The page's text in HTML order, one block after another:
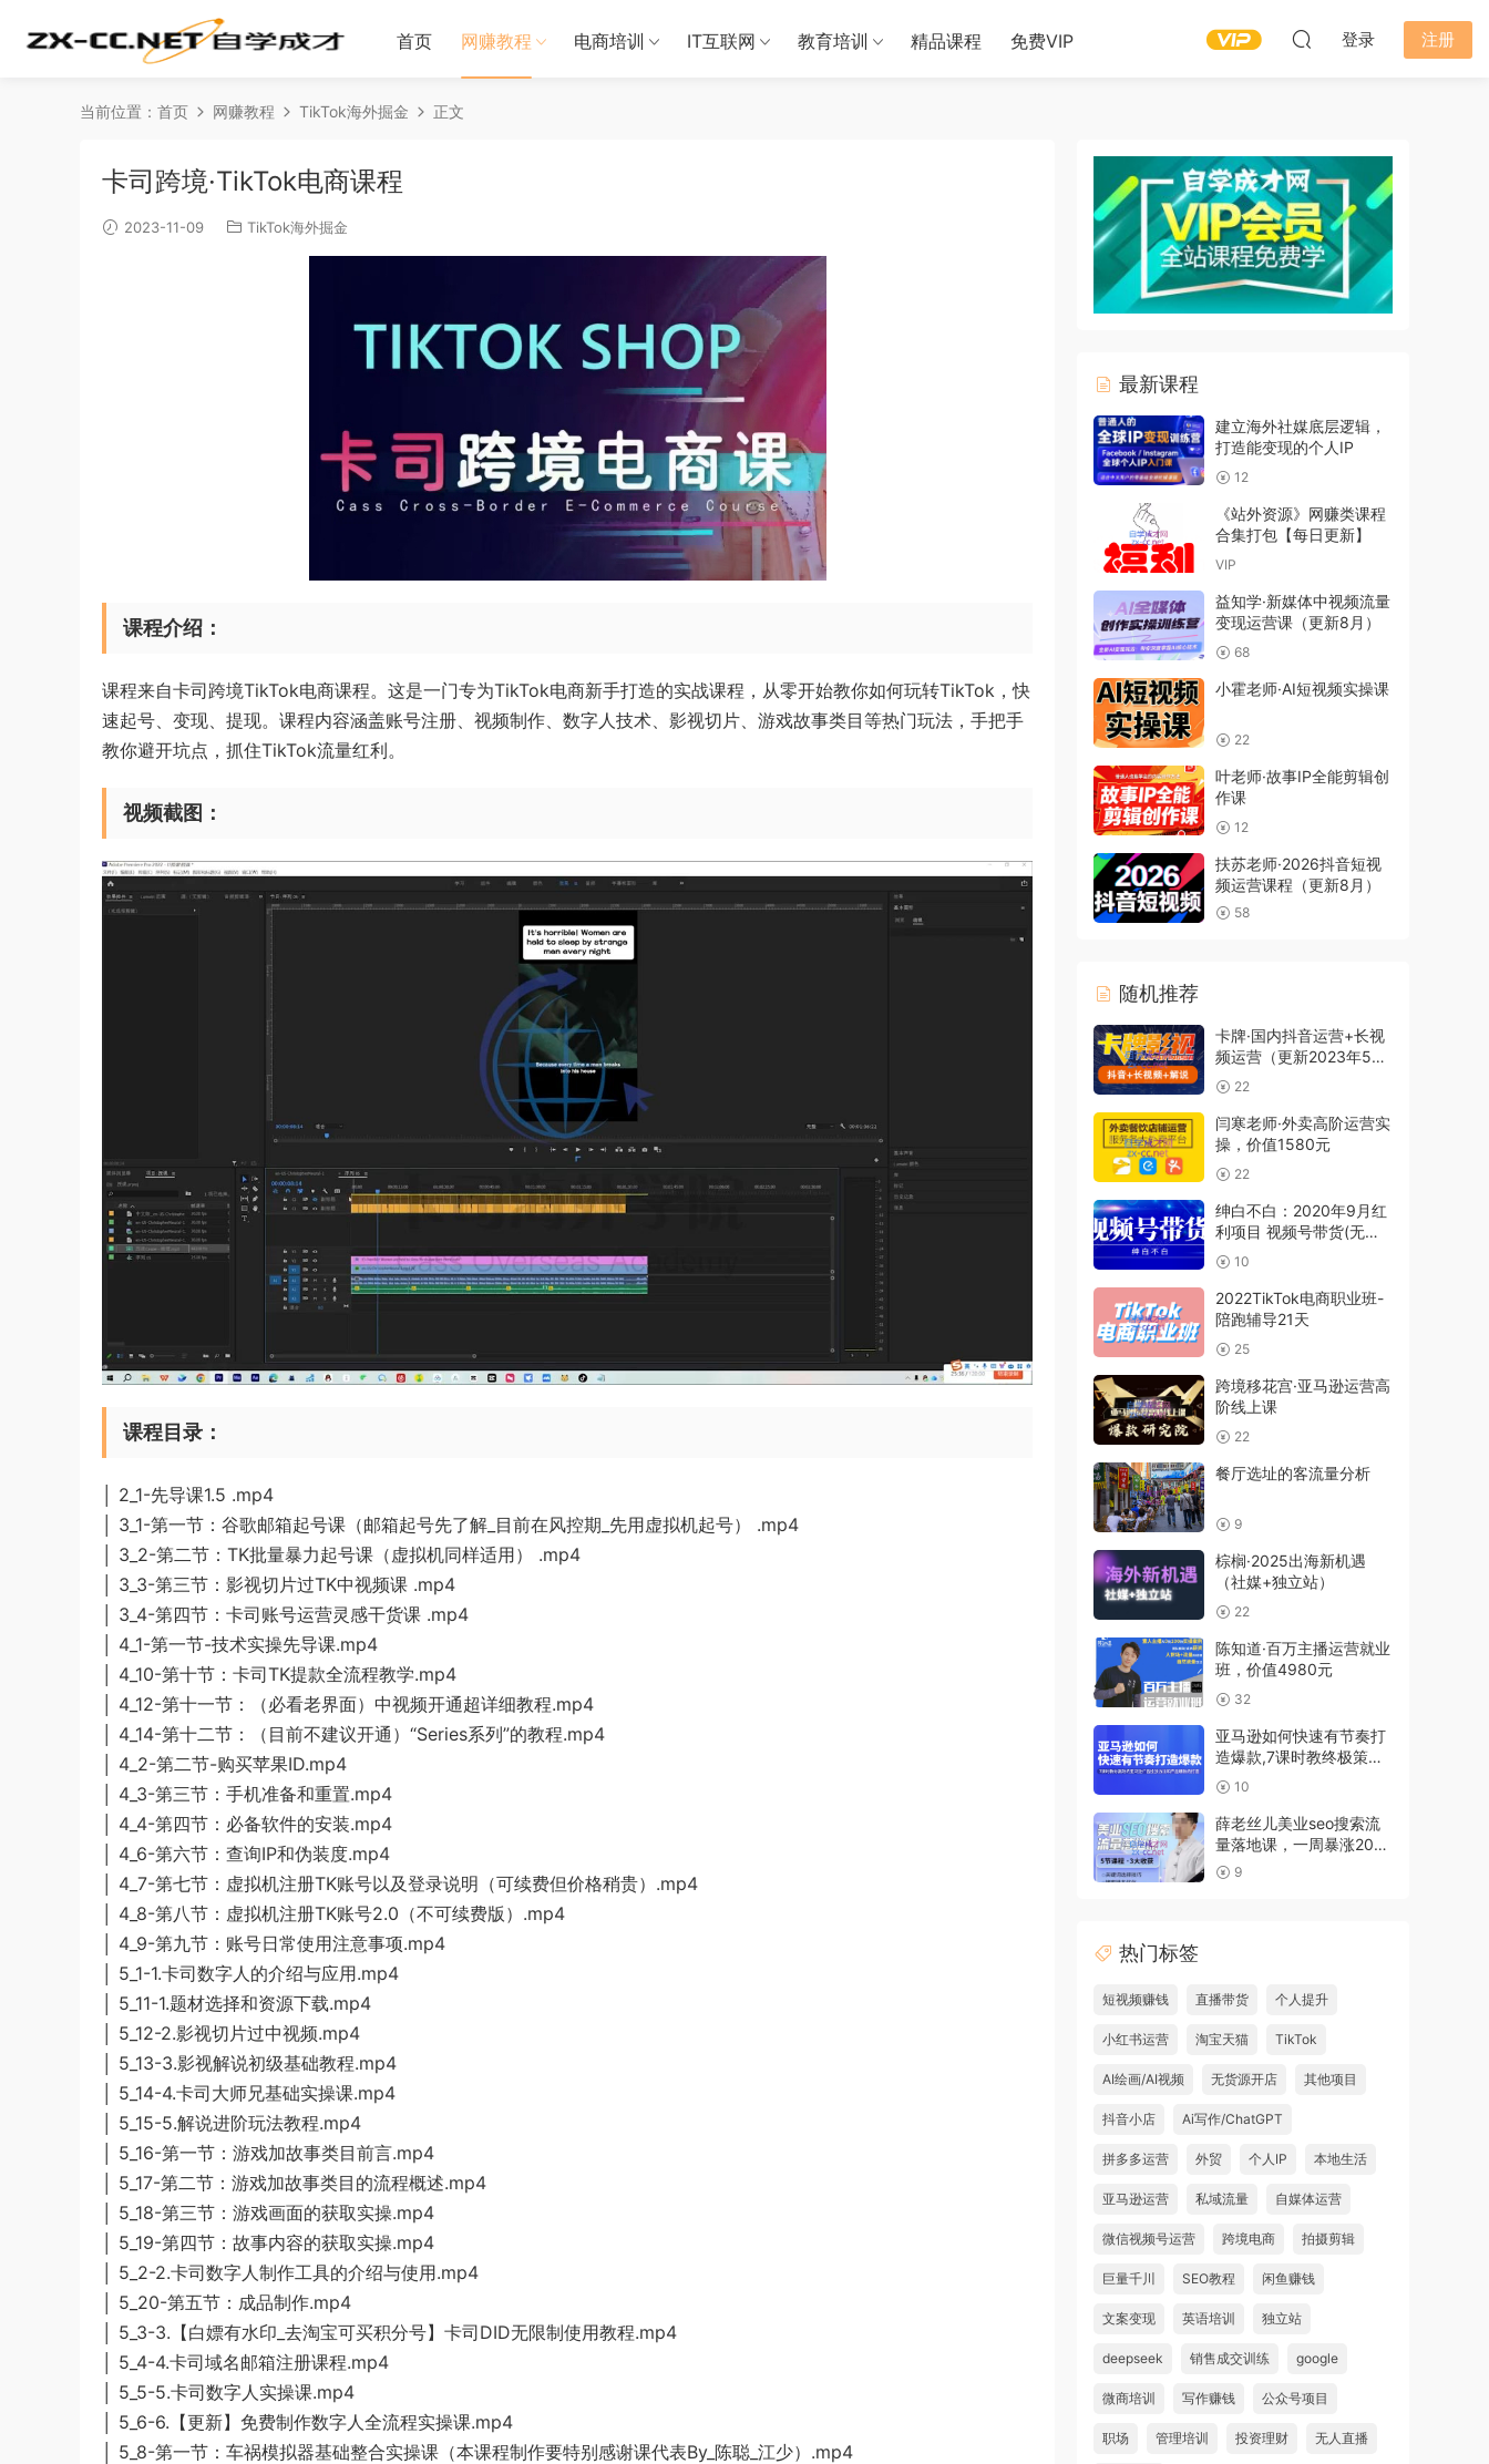
首页 网赚教程 电商培训 IT互联网 教育培训 精品课程 免费VIP 登录 注册
当前位置： 首页 网赚教程 TikTok海外掘金 正文
卡司跨境·TikTok电商课程
2023-11-09 TikTok海外掘金
课程介绍：
课程来自卡司跨境TikTok电商课程。这是一门专为TikTok电商新手打造的实战课程，从零开始教你如何玩转TikTok，快
速起号、变现、提现。课程内容涵盖账号注册、视频制作、数字人技术、影视切片、游戏故事类目等热门玩法，手把手
教你避开坑点，抓住TikTok流量红利。
视频截图：
课程目录：
│ 2_1-先导课1.5 .mp4
│ 3_1-第一节：谷歌邮箱起号课（邮箱起号先了解_目前在风控期_先用虚拟机起号） .mp4
│ 3_2-第二节：TK批量暴力起号课（虚拟机同样适用） .mp4
│ 3_3-第三节：影视切片过TK中视频课 .mp4
│ 3_4-第四节：卡司账号运营灵感干货课 .mp4
│ 4_1-第一节-技术实操先导课.mp4
│ 4_10-第十节：卡司TK提款全流程教学.mp4
│ 4_12-第十一节：（必看老界面）中视频开通超详细教程.mp4
│ 4_14-第十二节：（目前不建议开通）“Series系列”的教程.mp4
│ 4_2-第二节-购买苹果ID.mp4
│ 4_3-第三节：手机准备和重置.mp4
│ 4_4-第四节：必备软件的安装.mp4
│ 4_6-第六节：查询IP和伪装度.mp4
│ 4_7-第七节：虚拟机注册TK账号以及登录说明（可续费但价格稍贵）.mp4
│ 4_8-第八节：虚拟机注册TK账号2.0（不可续费版）.mp4
│ 4_9-第九节：账号日常使用注意事项.mp4
│ 5_1-1.卡司数字人的介绍与应用.mp4
│ 5_11-1.题材选择和资源下载.mp4
│ 5_12-2.影视切片过中视频.mp4
│ 5_13-3.影视解说初级基础教程.mp4
│ 5_14-4.卡司大师兄基础实操课.mp4
│ 5_15-5.解说进阶玩法教程.mp4
│ 5_16-第一节：游戏加故事类目前言.mp4
│ 5_17-第二节：游戏加故事类目的流程概述.mp4
│ 5_18-第三节：游戏画面的获取实操.mp4
│ 5_19-第四节：故事内容的获取实操.mp4
│ 5_2-2.卡司数字人制作工具的介绍与使用.mp4
│ 5_20-第五节：成品制作.mp4
│ 5_3-3.【白嫖有水印_去淘宝可买积分号】卡司DID无限制使用教程.mp4
│ 5_4-4.卡司域名邮箱注册课程.mp4
│ 5_5-5.卡司数字人实操课.mp4
│ 5_6-6.【更新】免费制作数字人全流程实操课.mp4
│ 5_8-第一节：车祸模拟器基础整合实操课（本课程制作要特别感谢课代表By_陈聪_江少）.mp4
最新课程
建立海外社媒底层逻辑，
打造能变现的个人IP
12
《站外资源》网赚类课程
合集打包【每日更新】
VIP
益知学·新媒体中视频流量
变现运营课（更新8月）
68
小霍老师·AI短视频实操课
22
叶老师·故事IP全能剪辑创
作课
12
扶苏老师·2026抖音短视
频运营课程（更新8月）
58
随机推荐
卡牌·国内抖音运营+长视
频运营（更新2023年5
月）
22
闫寒老师·外卖高阶运营实
操，价值1580元
22
绅白不白：2020年9月红
利项目 视频号带货(无水
印) 10
2022TikTok电商职业班-
陪跑辅导21天
25
跨境移花宫·亚马逊运营高
阶线上课
22
餐厅选址的客流量分析
9
棕榈·2025出海新机遇
（社媒+独立站）
22
陈知道·百万主播运营就业
班，价值4980元
32
亚马逊如何快速有节奏打
造爆款,7课时教终极策略
解析
10
薛老丝儿美业seo搜索流
量落地课，一周暴涨20w
粉丝，全干货讲解
9
热门标签
短视频赚钱 直播带货 个人提升
小红书运营 淘宝天猫 TikTok
AI绘画/AI视频 无货源开店 其他项目
抖音小店 Ai写作/ChatGPT
拼多多运营 外贸 个人IP 本地生活
亚马逊运营 私域流量 自媒体运营
微信视频号运营 跨境电商 拍摄剪辑
巨量千川 SEO教程 闲鱼赚钱
文案变现 英语培训 独立站
deepseek 销售成交训练 google
微商培训 写作赚钱 公众号项目
职场 管理培训 投资理财 无人直播